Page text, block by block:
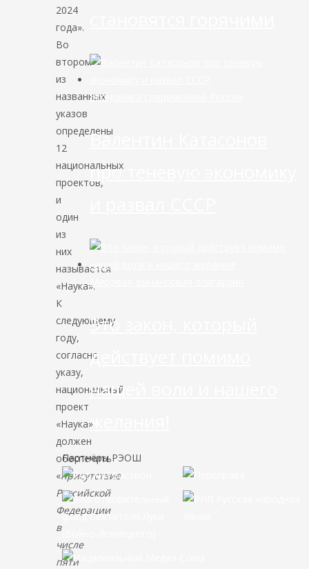
2024
года».
Во
втором
из
названных
указов
определены
12
национальных
проектов,
и
один
из
них
называется
«Наука».
К
следующему
году,
согласно
указу,
национальный
проект
«Наука»
должен
обеспечить
«присутствие
Российской
Федерации
в
числе
пяти
Экономика современной России
Валентин Катасонов
про теневую экономику
Мировая финансовая олигархия
Это закон, который
действует помимо
нашей воли и нашего
желания!
Партнёры РЭОШ